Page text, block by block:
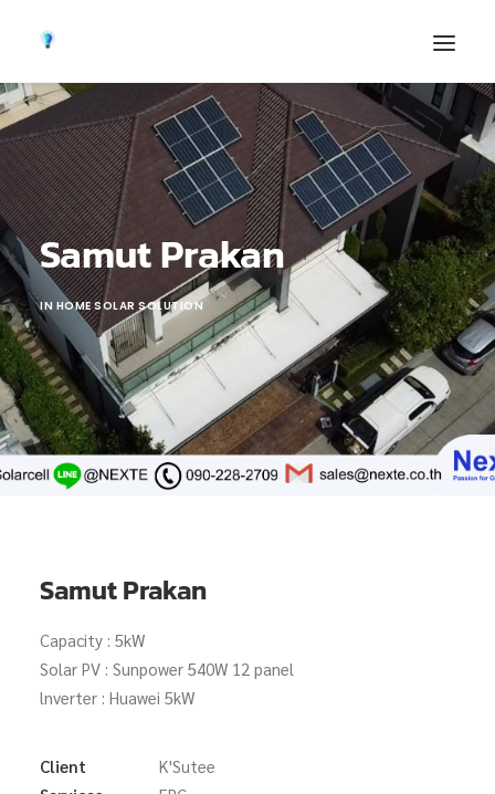
Samut Prakan
IN HOME SOLAR SOLUTION
Samut Prakan
Capacity : 5kW
Solar PV : Sunpower 540W 12 panel
lnverter : Huawei 5kW
Client
K'Sutee